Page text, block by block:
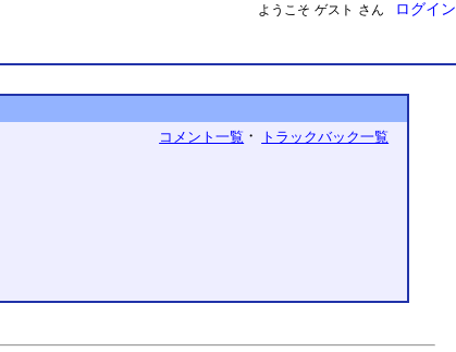
ようこそ ゲスト さん ログイン
コメント一覧 ・ トラックバック一覧